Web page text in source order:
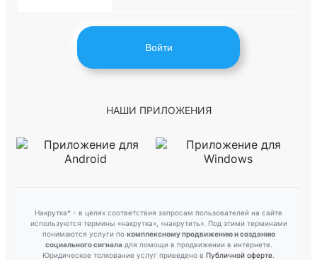
Войти
НАШИ ПРИЛОЖЕНИЯ
Накрутка* - в целях соответствия запросам пользователей на сайте
используются термины «накрутка», «накрутить». Под этими терминами
понимаются услуги по комплексному продвижению и созданию
социального сигналадля помощи в продвижении в интернете.
Юридическое толкование услуг приведено в Публичной оферте